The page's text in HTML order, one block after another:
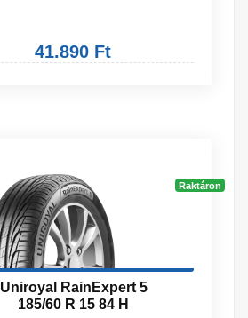
41.890 Ft
Raktáron
Uniroyal RainExpert 5
185/60 R 15 84 H